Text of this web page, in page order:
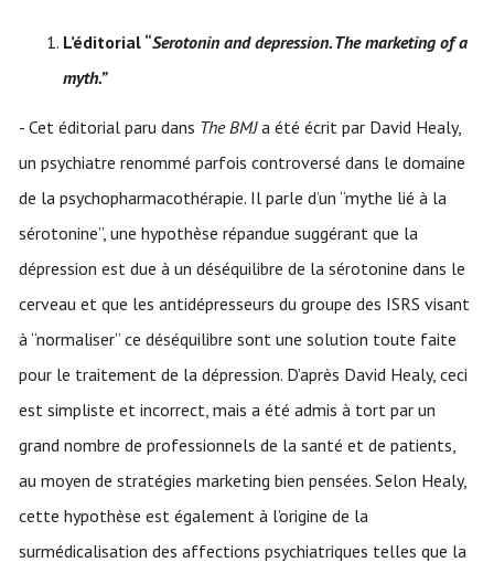
L’éditorial “Serotonin and depression. The marketing of a
myth.”
- Cet éditorial paru dans The BMJa été écrit par David Healy,
un psychiatre renommé parfois controversé dans le domaine
de la psychopharmacothérapie. Il parle d’un “mythe lié à la
sérotonine”, une hypothèse répandue suggérant que la
dépression est due à un déséquilibre de la sérotonine dans le
cerveau et que les antidépresseurs du groupe des ISRS visant
à “normaliser” ce déséquilibre sont une solution toute faite
pour le traitement de la dépression. D’après David Healy, ceci
est simpliste et incorrect, mais a été admis à tort par un
grand nombre de professionnels de la santé et de patients,
au moyen de stratégies marketing bien pensées. Selon Healy,
cette hypothèse est également à l’origine de la
surmédicalisation des affections psychiatriques telles que la